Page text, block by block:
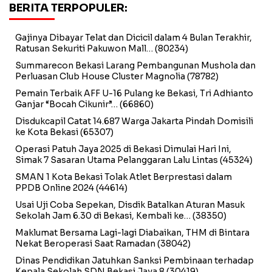
BERITA TERPOPULER:
Gajinya Dibayar Telat dan Dicicil dalam 4 Bulan Terakhir,
Ratusan Sekuriti Pakuwon Mall… (80234)
Summarecon Bekasi Larang Pembangunan Mushola dan
Perluasan Club House Cluster Magnolia (78782)
Pemain Terbaik AFF U-16 Pulang ke Bekasi, Tri Adhianto
Ganjar “Bocah Cikunir”… (66860)
Disdukcapil Catat 14.687 Warga Jakarta Pindah Domisili
ke Kota Bekasi(65307)
Operasi Patuh Jaya 2025 di Bekasi Dimulai Hari Ini,
Simak 7 Sasaran Utama Pelanggaran Lalu Lintas (45324)
SMAN 1 Kota Bekasi Tolak Atlet Berprestasi dalam
PPDB Online 2024(44614)
Usai Uji Coba Sepekan, Disdik Batalkan Aturan Masuk
Sekolah Jam 6.30 di Bekasi, Kembali ke… (38350)
Maklumat Bersama Lagi-lagi Diabaikan, THM di Bintara
Nekat Beroperasi Saat Ramadan (38042)
Dinas Pendidikan Jatuhkan Sanksi Pembinaan terhadap